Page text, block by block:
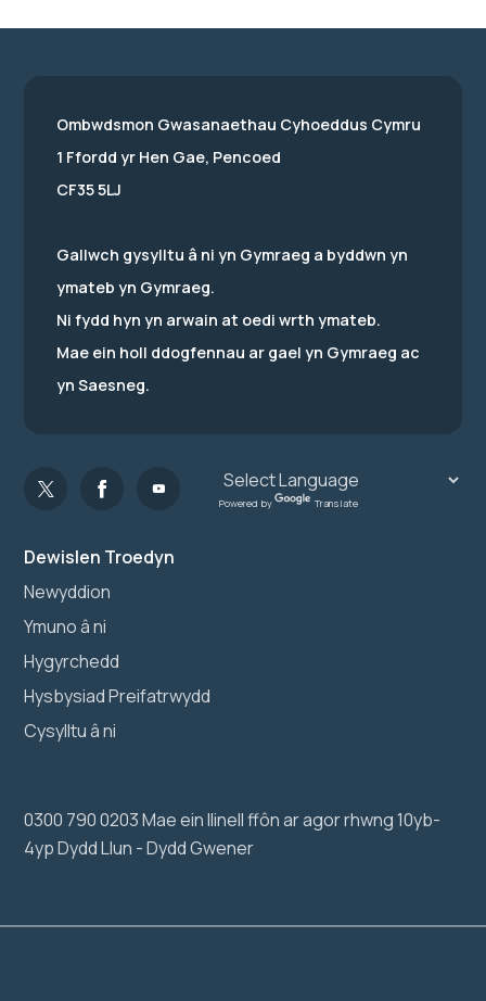
Dewislen Troedyn
Newyddion
Ymuno â ni
Hygyrchedd
Hysbysiad Preifatrwydd
Cysylltu â ni
0300 790 0203 Mae ein llinell ffôn ar agor rhwng 10yb-
4yp Dydd Llun - Dydd Gwener
Ombwdsmon Gwasanaethau Cyhoeddus Cymru
1 Ffordd yr Hen Gae, Pencoed
CF35 5LJ
Gallwch gysylltu â ni yn Gymraeg a byddwn yn
ymateb yn Gymraeg.
Ni fydd hyn yn arwain at oedi wrth ymateb.
Mae ein holl ddogfennau ar gael yn Gymraeg ac
yn Saesneg.
Powered by Translate